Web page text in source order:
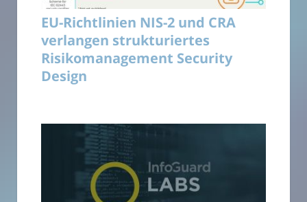
EU-Richtlinien NIS-2 und CRA
verlangen strukturiertes
Risikomanagement Security
Design